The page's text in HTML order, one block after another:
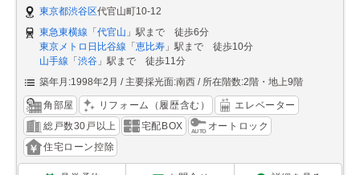
東京都渋谷区代官山町10-12
東急東横線 「 代官山 」駅まで 徒歩6分
東京メトロ日比谷線 「 恵比寿 」駅まで 徒歩10分
山手線 「 渋谷 」駅まで 徒歩11分
築年月:1998年2月
主要採光面:南西 所在階数:2階・地上9階
角部屋 リフォーム（履歴含む）
エレベーター
総戸数30戸以上
宅配BOX
オートロック
住宅ローン控除